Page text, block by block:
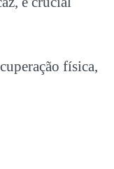
física,